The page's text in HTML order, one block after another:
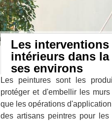
Les
intérieurs dans
ses environs
Les peintures sont les
protéger et d'embellir les
que les opérations
des artisans peintres pour